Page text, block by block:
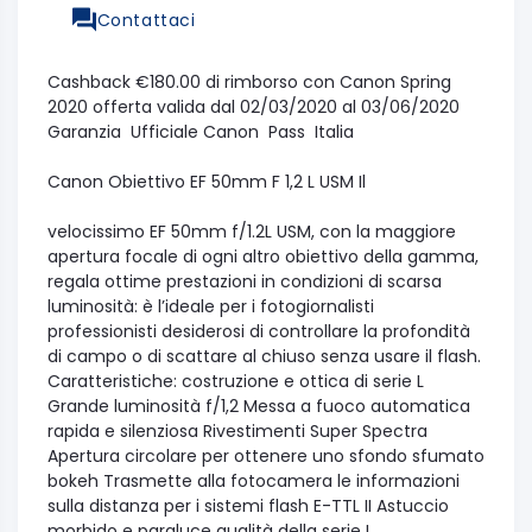
Contattaci
Cashback €180.00 di rimborso con Canon Spring
2020 offerta valida dal 02/03/2020 al 03/06/2020
Garanzia Ufficiale Canon Pass Italia
Canon Obiettivo EF 50mm F 1,2 L USM Il
velocissimo EF 50mm f/1.2L USM, con la maggiore
apertura focale di ogni altro obiettivo della gamma,
regala ottime prestazioni in condizioni di scarsa
luminosità: è l’ideale per i fotogiornalisti
professionisti desiderosi di controllare la profondità
di campo o di scattare al chiuso senza usare il flash.
Caratteristiche: costruzione e ottica di serie L
Grande luminosità f/1,2 Messa a fuoco automatica
rapida e silenziosa Rivestimenti Super Spectra
Apertura circolare per ottenere uno sfondo sfumato
bokeh Trasmette alla fotocamera le informazioni
sulla distanza per i sistemi flash E-TTL II Astuccio